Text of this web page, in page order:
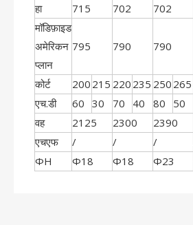
हा
715 702 702
मॉडिफ़ाइड
अमेरिकन
प्लान
795 790 790
कोर्ट 200 215 220 235 250 265
एच.डी
60 30 70 40 80 50
वह
2125 2300 2390
एचएफ
/ / /
ΦH
Φ18 Φ18 Φ23